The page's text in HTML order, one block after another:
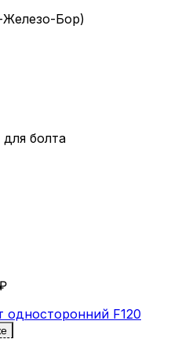
Бор)
болта
односторонний F120